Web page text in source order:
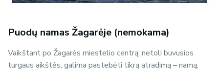
Puodų namas Žagarėje (nemokama)
Vaikštant po Žagarės miestelio centrą, netoli buvusios
turgaus aikštės, galima pastebėti tikrą atradimą – namą,